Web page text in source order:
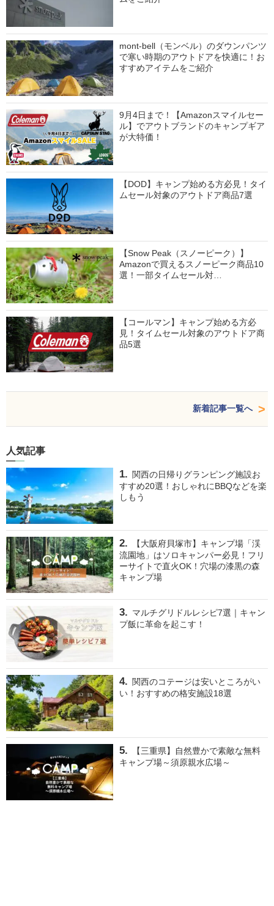
mont-bell（モンベル）のダウンパンツ
で寒い時期のアウトドアを快適に！お
すすめアイテムをご紹介
9月4日まで！【Amazonスマイルセー
ル】でアウトブランドのキャンプギア
が大特価！
【DOD】キャンプ始める方必見！タイ
ムセール対象のアウトドア商品7選
【Snow Peak（スノーピーク）】
Amazonで買えるスノーピーク商品10
選！一部タイムセール対…
【コールマン】キャンプ始める方必
見！タイムセール対象のアウトドア商
品5選
新着記事一覧へ
人気記事
関西の日帰りグランピング施設お
すすめ20選！おしゃれにBBQなどを楽
しもう
【大阪府貝塚市】キャンプ場「渓
流園地」はソロキャンパー必見！フリ
ーサイトで直火OK！穴場の漆黒の森
キャンプ場
マルチグリドルレシピ7選｜キャン
プ飯に革命を起こす！
関西のコテージは安いところがい
い！おすすめの格安施設18選
【三重県】自然豊かで素敵な無料
キャンプ場～須原親水広場～